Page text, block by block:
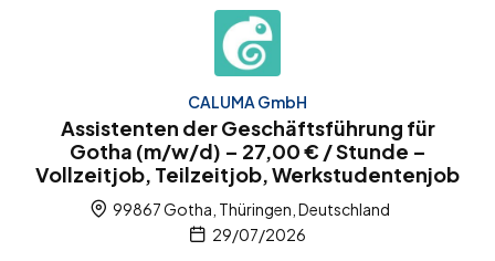
CALUMA GmbH
Assistenten der Geschäftsführung für
Gotha (m/w/d) – 27,00 € / Stunde –
Vollzeitjob, Teilzeitjob, Werkstudentenjob
99867 Gotha, Thüringen, Deutschland
29/07/2026